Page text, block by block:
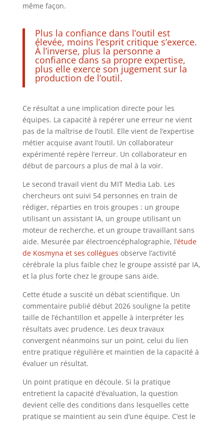
même façon.
Plus la confiance dans l’outil est
élevée, moins l’esprit critique s’exerce.
À l’inverse, plus la personne a
confiance dans sa propre expertise,
plus elle exerce son jugement sur la
production de l’outil.
Ce résultat a une implication directe pour les
équipes. La capacité à repérer une erreur ne vient
pas de la maîtrise de l’outil. Elle vient de l’expertise
métier acquise avant l’outil. Un collaborateur
expérimenté repère l’erreur. Un collaborateur en
début de parcours a plus de mal à la voir.
Le second travail vient du MIT Media Lab. Les
chercheurs ont suivi 54 personnes en train de
rédiger, réparties en trois groupes : un groupe
utilisant un assistant IA, un groupe utilisant un
moteur de recherche, et un groupe travaillant sans
aide. Mesurée par électroencéphalographie, l’étude
de Kosmyna et ses collègues observe l’activité
cérébrale la plus faible chez le groupe assisté par IA,
et la plus forte chez le groupe sans aide.
Cette étude a suscité un débat scientifique. Un
commentaire publié début 2026 souligne la petite
taille de l’échantillon et appelle à interpréter les
résultats avec prudence. Les deux travaux
convergent néanmoins sur un point, celui du lien
entre pratique régulière et maintien de la capacité à
évaluer un résultat.
Un point pratique en découle. Si la pratique
entretient la capacité d’évaluation, la question
devient celle des conditions dans lesquelles cette
pratique se maintient au sein d’une équipe. C’est le